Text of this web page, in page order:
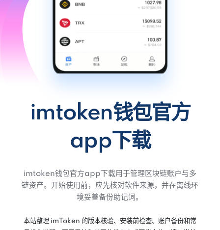
imtoken钱包官方
app下载
imtoken钱包官方app下载用于管理区块链账户与多
链资产。开始使用前，应先核对软件来源，并在离线环
境妥善备份助记词。
本站整理 imToken 的版本核验、安装前检查、账户备份和常